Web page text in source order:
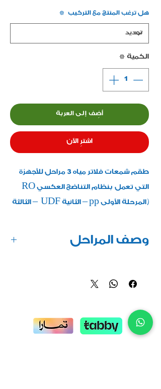
هل ترغب المنتج مع التركيب *
الكمية *
أضِف إلى العربة
اشترِ الآن
طقم شمعات فلاتر مياه 3 مراحل للأجهزة
التي تعمل بنظام التناضح العكسي RO
(المرحلة الأولى pp – الثانية UDF – الثالثة
السعر شامل الضريبة
السعر مع التركيب 90 ريال ضمن المناطق
بدون تركيب خصم 49 ريال
وصف المراحل
مرحلة كربون نشط لازالة الكلور
متوفر صناعة تايوانية /فيتنامية
تكفي مدة خمس شهور